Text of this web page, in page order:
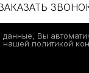
данные, Вы
нашей политикой